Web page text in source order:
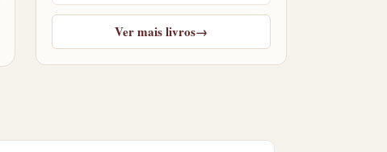
Ver mais livros→